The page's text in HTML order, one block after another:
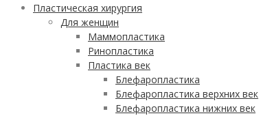
Пластическая хирургия
Для женщин
Маммопластика
Ринопластика
Пластика век
Блефаропластика
Блефаропластика верхних век
Блефаропластика нижних век